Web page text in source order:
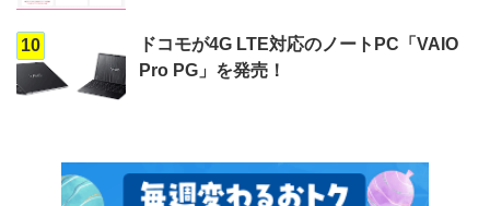
10
ドコモが4G LTE対応のノートPC「VAIO
Pro PG」を発売！